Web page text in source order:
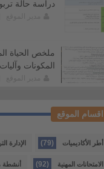
دراسة حالة
ملخص الحياة
المكونات
اقسام الموقع
أطر الأكاديميات (79) الإدارة
الامتحانات المهنية (92) أنشطة